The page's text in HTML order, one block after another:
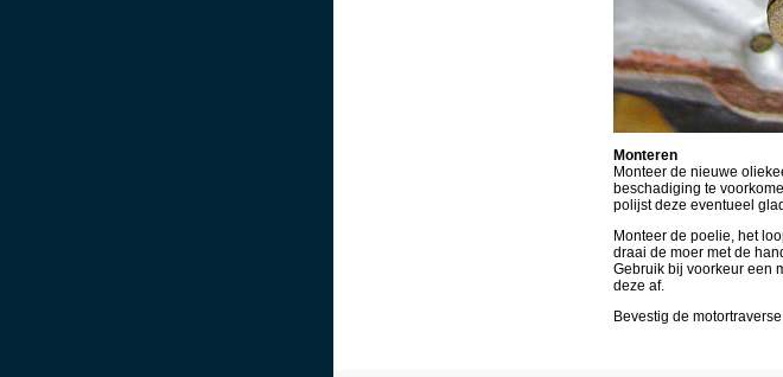
Monteren
Monteer de nieuwe
beschadiging te
polijst deze eventueel
Monteer de poelie, het
draai de moer met de
Gebruik bij voorkeur een
deze af.
Bevestig de